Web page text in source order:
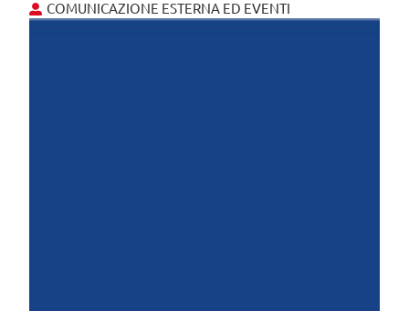
COMUNICAZIONE ESTERNA ED EVENTI